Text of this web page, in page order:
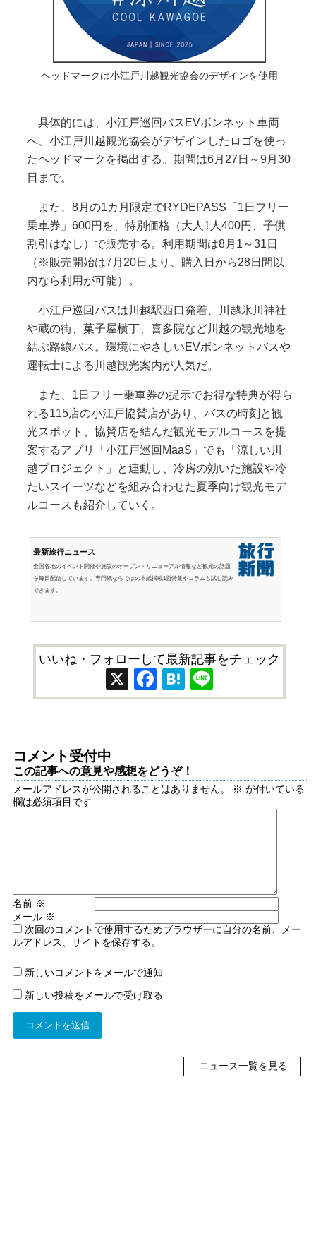
ヘッドマークは小江戸川越観光協会のデザインを使用
具体的には、小江戸巡回バスEVボンネット車両
へ、小江戸川越観光協会がデザインしたロゴを使っ
たヘッドマークを掲出する。期間は6月27日～9月30
日まで。
また、8月の1カ月限定でRYDEPASS「1日フリー
乗車券」600円を、特別価格（大人1人400円、子供
割引はなし）で販売する。利用期間は8月1～31日
（※販売開始は7月20日より、購入日から28日間以
内なら利用が可能）。
小江戸巡回バスは川越駅西口発着、川越氷川神社
や蔵の街、菓子屋横丁、喜多院など川越の観光地を
結ぶ路線バス。環境にやさしいEVボンネットバスや
運転士による川越観光案内が人気だ。
また、1日フリー乗車券の提示でお得な特典が得ら
れる115店の小江戸協賛店があり、バスの時刻と観
光スポット、協賛店を結んだ観光モデルコースを提
案するアプリ「小江戸巡回MaaS」でも「涼しい川
越プロジェクト」と連動し、冷房の効いた施設や冷
たいスイーツなどを組み合わせた夏季向け観光モデ
ルコースも紹介していく。
最新旅行ニュース
全国各地のイベント開催や施設のオープン・リニューアル情報など観光の話題
を毎日配信しています。専門紙ならではの本紙掲載1面特集やコラムも試し読み
できます。
いいね・フォローして最新記事をチェック
X Facebook
Hatena
コメント受付中
この記事への意見や感想をどうぞ！
メールアドレスが公開されることはありません。 ※ が付いている
欄は必須項目です
名前 ※
メール ※
次回のコメントで使用するためブラウザーに自分の名前、メー
ルアドレス、サイトを保存する。
新しいコメントをメールで通知
新しい投稿をメールで受け取る
ニュース一覧を見る